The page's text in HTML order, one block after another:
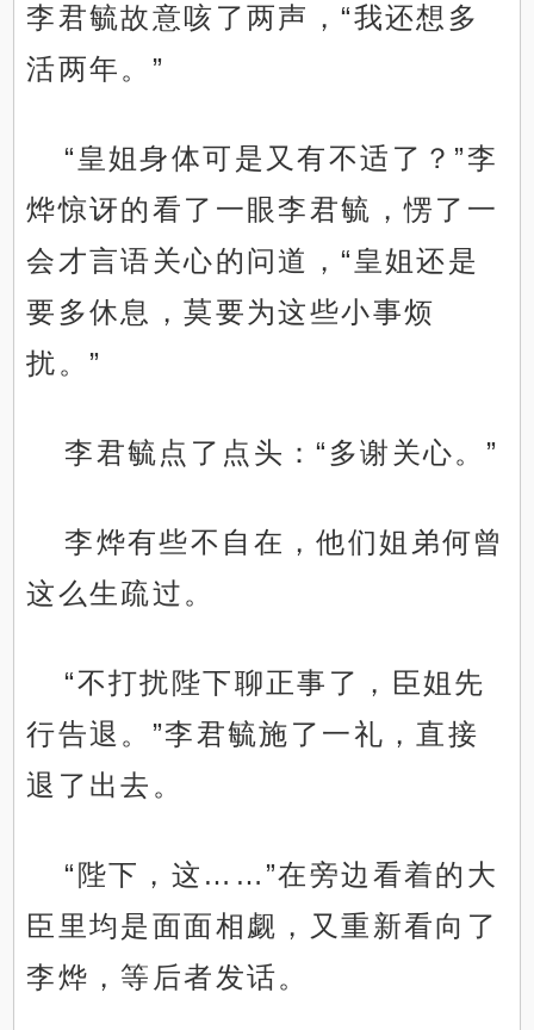
李君毓故意咳了两声，“我还想多
活两年。”
“皇姐身体可是又有不适了？”李
烨惊讶的看了一眼李君毓，愣了一
会才言语关心的问道，“皇姐还是
要多休息，莫要为这些小事烦
扰。”
李君毓点了点头：“多谢关心。”
李烨有些不自在，他们姐弟何曾
这么生疏过。
“不打扰陛下聊正事了，臣姐先
行告退。”李君毓施了一礼，直接
退了出去。
“陛下，这……”在旁边看着的大
臣里均是面面相觑，又重新看向了
李烨，等后者发话。